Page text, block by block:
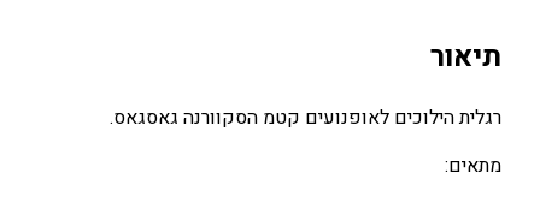
ת
ה
ל
ו
תיאור
רגלית הילוכים לאופנועים קטמ הסקוורנה גאסגאס.
מתאים: